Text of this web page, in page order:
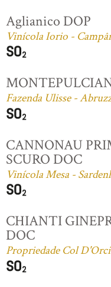
Aglianico DOP
Vinícola Iorio -
Fazenda Ulisse -
CANNONAU
SCURO DOC
Vinícola Mesa -
CHIANTI
DOC
Propriedade Col